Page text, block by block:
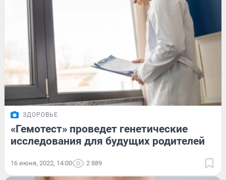
ЗДОРОВЬЕ
«Гемотест» проведет генетические
исследования для будущих родителей
16 июня, 2022, 14:00 2 889